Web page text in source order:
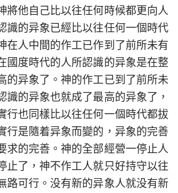
將他自己比以往任何時候都更向人
識的异象已經比以往任何一個時代
在人中間的作工已作到了前所未有
國度時代的人所認識的异象是在整
的异象了。神的作工已到了前所未
識的异象也就成了最高的异象了，
行也同樣比以往任何一個時代都拔
行是隨着异象而變的，异象的完善
求的完善。神的全部經營一停止人
止了，神不作工人就只好持守以往
路可行。没有新的异象人就没有新